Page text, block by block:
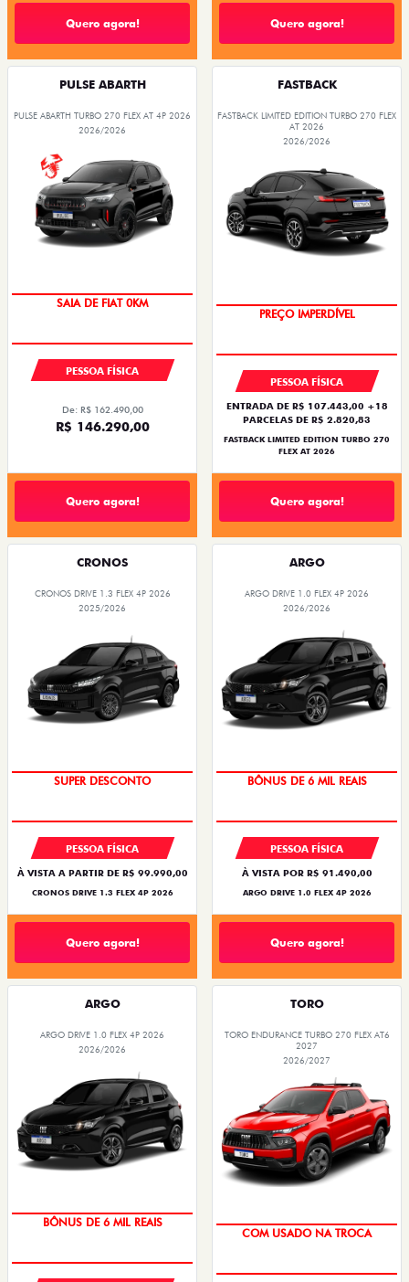
Quero agora! Quero agora!
PULSE ABARTH
PULSE ABARTH TURBO 270 FLEX AT 4P 2026
2026/2026
OPORTUNIDADE
PESSOA FÍSICA
De: R$ 162.490,00
R$ 146.290,00
Quero agora!
FASTBACK
FASTBACK LIMITED EDITION TURBO 270 FLEX
AT 2026
2026/2026
COM USADO NA TROCA
PESSOA FÍSICA
ENTRADA DE R$ 107.443,00 +18
PARCELAS DE R$ 2.820,83
FASTBACK LIMITED EDITION TURBO 270
FLEX AT 2026
Quero agora!
CRONOS
CRONOS DRIVE 1.3 FLEX 4P 2026
2025/2026
BÔNUS DE ATÉ R$ 14 MIL
PESSOA FÍSICA
À VISTA A PARTIR DE R$ 99.990,00
CRONOS DRIVE 1.3 FLEX 4P 2026
Quero agora!
ARGO
ARGO DRIVE 1.0 FLEX 4P 2026
2026/2026
TAXA ZERO
PESSOA FÍSICA
À VISTA POR R$ 91.490,00
ARGO DRIVE 1.0 FLEX 4P 2026
Quero agora!
ARGO
ARGO DRIVE 1.0 FLEX 4P 2026
2026/2026
TAXA ZERO
TORO
TORO ENDURANCE TURBO 270 FLEX AT6
2027
2026/2027
OPORTUNIDADE